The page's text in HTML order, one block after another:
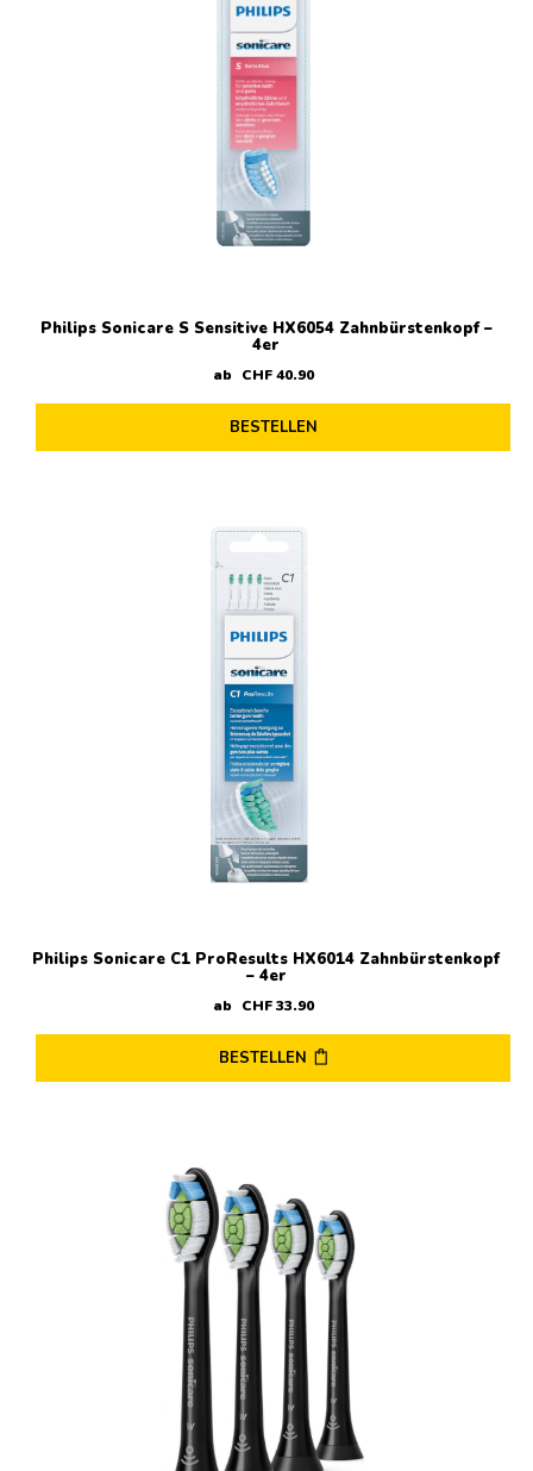
Philips Sonicare S Sensitive HX6054 Zahnbürstenkopf –
4er
ab CHF40.90
BESTELLEN
Philips Sonicare C1 ProResults HX6014 Zahnbürstenkopf
– 4er
ab CHF33.90
BESTELLEN